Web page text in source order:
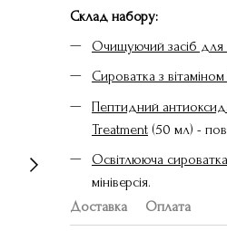
Склад набору:
Очищуючий засіб для
Сироватка з
Пептидний
Treatment (50 мл) -
Освітлююча
мініверсія.
Доставка
Оплата